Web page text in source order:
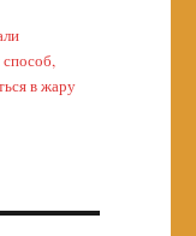
в жару